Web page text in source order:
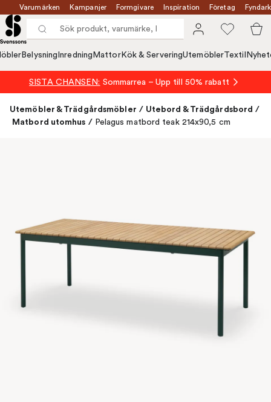
Varumärken Kampanjer Formgivare Inspiration Företag
Belysning Inredning MattorKök & ServeringUtemöblerTextil
SISTA CHANSEN: Sommarrea – Upp till 50% rabatt
Utemöbler & Trädgårdsmöbler / Utebord & Trädgårdsbord /
Matbord utomhus / Pelagus matbord teak 214x90,5 cm